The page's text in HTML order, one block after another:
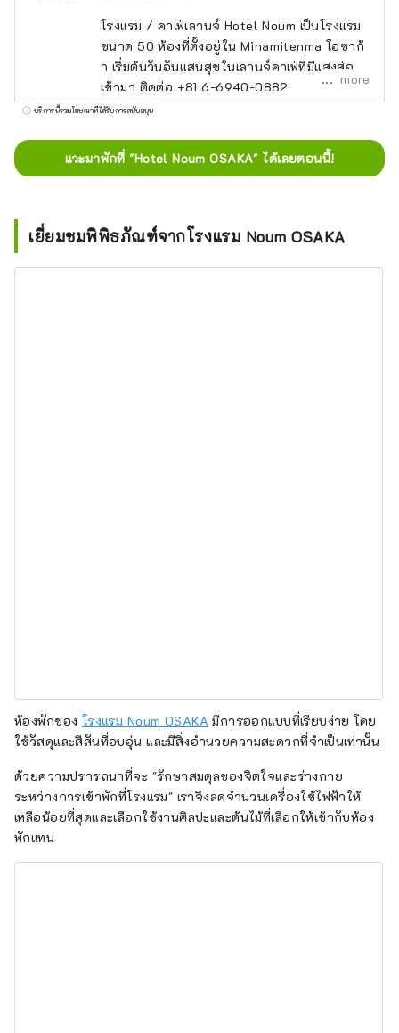
โรงแรม / คาเฟ่เลานจ์ Hotel Noum เป็นโรงแรม
ขนาด 50 ห้องที่ตั้งอยู่ใน Minamitenma โอซาก้
า เริ่มต้นวันอันแสนสุขในเลานจ์คาเฟ่ที่มีแสงส่อง
เข้ามา ติดต่อ +81 6-6940-0882
noum.osaka@no-um.jp
more
บริการนี้รวมโฆษณาที่ได้รับการสนับสนุน
แวะมาพักที่ "Hotel Noum OSAKA" ได้เลยตอนนี้!
เยี่ยมชมพิพิธภัณฑ์จากโรงแรม Noum OSAKA
ห้องพักของ โรงแรม Noum OSAKA มีการออกแบบที่เรียบง่าย โดย
ใช้วัสดุและสีสันที่อบอุ่น และมีสิ่งอำนวยความสะดวกที่จำเป็นเท่านั้น
ด้วยความปรารถนาที่จะ "รักษาสมดุลของจิตใจและร่างกาย
ระหว่างการเข้าพักที่โรงแรม" เราจึงลดจำนวนเครื่องใช้ไฟฟ้าให้
เหลือน้อยที่สุดและเลือกใช้งานศิลปะและต้นไม้ที่เลือกให้เข้ากับห้อง
พักแทน